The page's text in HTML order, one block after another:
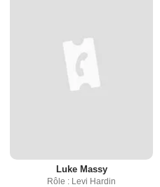
Luke Massy
Rôle : Levi Hardin